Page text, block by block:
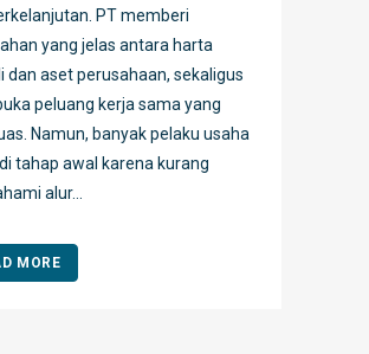
PT memberi
yang jelas antara harta
dan aset perusahaan, sekaligus
peluang kerja sama yang
Namun, banyak pelaku usaha
tahap awal karena kurang
alur...
MORE